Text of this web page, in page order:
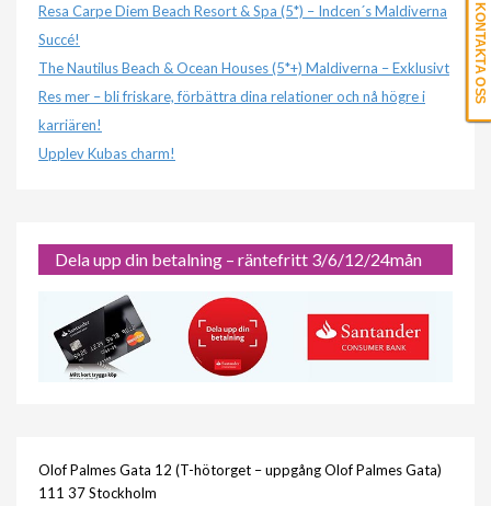
Resa Carpe Diem Beach Resort & Spa (5*) – Indcen´s Maldiverna
Succé!
The Nautilus Beach & Ocean Houses (5*+) Maldiverna – Exklusivt
Res mer – bli friskare, förbättra dina relationer och nå högre i
karriären!
Upplev Kubas charm!
Dela upp din betalning – räntefritt 3/6/12/24mån
Olof Palmes Gata 12 (T-hötorget – uppgång Olof Palmes Gata)
111 37 Stockholm
KONTAKTA OSS